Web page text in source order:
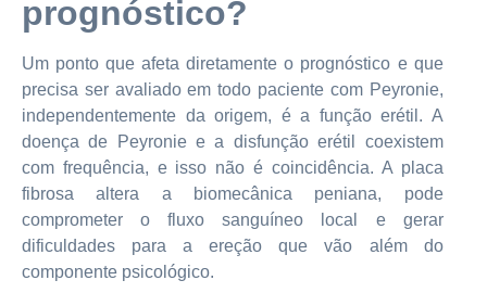
prognóstico?
Um ponto que afeta diretamente o prognóstico e que
precisa ser avaliado em todo paciente com Peyronie,
independentemente da origem, é a função erétil. A
doença de Peyronie e a disfunção erétil coexistem
com frequência, e isso não é coincidência. A placa
fibrosa altera a biomecânica peniana, pode
comprometer o fluxo sanguíneo local e gerar
dificuldades para a ereção que vão além do
componente psicológico.